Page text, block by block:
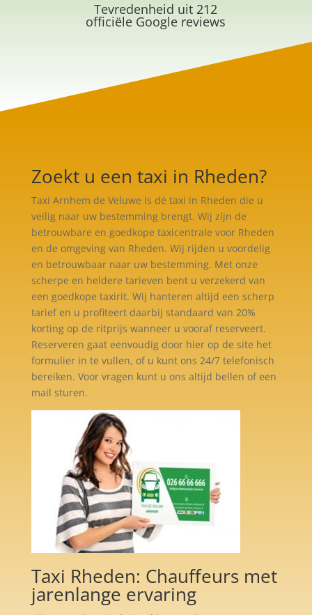
Tevredenheid uit 212
officiële Google reviews
Zoekt u een taxi in Rheden?
Taxi Arnhem de Veluwe is dé taxi in Rheden die u
veilig naar uw bestemming brengt. Wij zijn de
betrouwbare en goedkope taxicentrale voor Rheden
en de omgeving van Rheden. Wij rijden u voordelig
en betrouwbaar naar uw bestemming. Met onze
scherpe en heldere tarieven bent u verzekerd van
een goedkope taxirit. Wij hanteren altijd een scherp
tarief en u profiteert daarbij standaard van 20%
korting op de ritprijs wanneer u vooraf reserveert.
Reserveren gaat eenvoudig door hier op de site het
formulier in te vullen, of u kunt ons 24/7 telefonisch
bereiken. Voor vragen kunt u ons altijd bellen of een
mail sturen.
Taxi Rheden: Chauffeurs met
jarenlange ervaring